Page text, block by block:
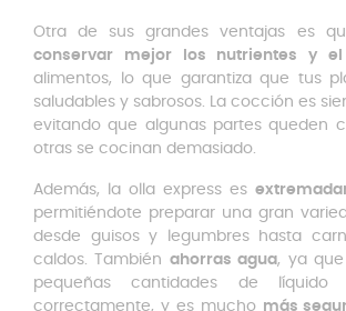
Otra de sus grandes ventajas es
conservar mejor los nutrientes y el
alimentos, lo que garantiza que tus
saludables y sabrosos. La cocción es
evitando que algunas partes queden
otras se cocinan demasiado.
Además, la olla express es
permitiéndote preparar una gran
desde guisos y legumbres hasta
caldos. También ahorras agua, ya
pequeñas cantidades de líquido
correctamente, y es mucho más